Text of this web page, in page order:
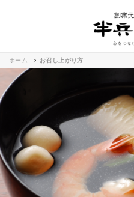
ホーム お召し上がり方